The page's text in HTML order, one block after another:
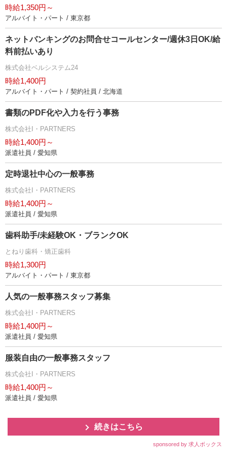
時給1,350円～
アルバイト・パート / 東京都
ネットバンキングのお問合せコールセンター/週休3日OK/給
料前払いあり
株式会社ベルシステム24
時給1,400円
アルバイト・パート / 契約社員 / 北海道
書類のPDF化や入力を行う事務
株式会社I・PARTNERS
時給1,400円～
派遣社員 / 愛知県
定時退社中心の一般事務
株式会社I・PARTNERS
時給1,400円～
派遣社員 / 愛知県
歯科助手/未経験OK・ブランクOK
とねり歯科・矯正歯科
時給1,300円
アルバイト・パート / 東京都
人気の一般事務スタッフ募集
株式会社I・PARTNERS
時給1,400円～
派遣社員 / 愛知県
服装自由の一般事務スタッフ
株式会社I・PARTNERS
時給1,400円～
派遣社員 / 愛知県
続きはこちら
sponsored by 求人ボックス